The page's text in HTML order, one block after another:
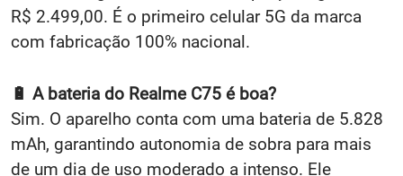
R$ 2.499,00. É o primeiro celular 5G da marca
com fabricação 100% nacional.
🔋 A bateria do Realme C75 é boa?
Sim. O aparelho conta com uma bateria de 5.828
mAh, garantindo autonomia de sobra para mais
de um dia de uso moderado a intenso. Ele